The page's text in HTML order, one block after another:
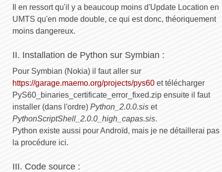
Il en ressort qu'il y a beaucoup moins d'Update Location en
UMTS qu'en mode double, ce qui est donc, théoriquement
moins dangereux.
II. Installation de Python sur Symbian :
Pour Symbian (Nokia) il faut aller sur
https://garage.maemo.org/projects/pys60 et télécharger
PyS60_binaries_certificate_error_fixed.zip ensuite il faut
installer (dans l'ordre) Python_2.0.0.sis et
PythonScriptShell_2.0.0_high_capas.sis.
Python existe aussi pour Androïd, mais je ne détaillerai pas
la procédure ici.
III. Code source :